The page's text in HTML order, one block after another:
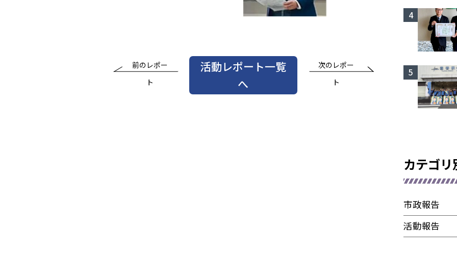
前のレポー
ト
活動レポート一覧
へ
次のレポー
ト
カテゴリ
市政報告
活動報告